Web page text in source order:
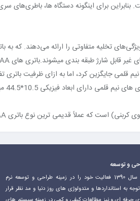
تخلیه متفاوتی را ارائه می‌دهند. که
قلمی جایگزین کرد، اما به ازای ظرفیت
و توسعه
گروه ماهدیس وب از سال 1390 فعالیت خود را در زمینه طراحی و توسعه نرم
به استانداردها و متدولوژی های روز دنیا و مد نظر قرار